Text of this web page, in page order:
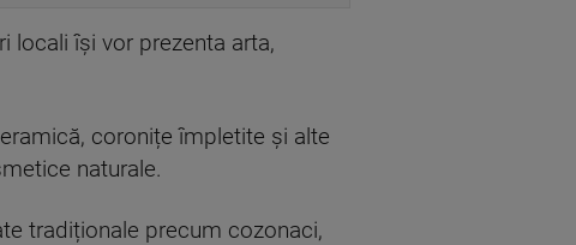
locali își vor prezenta arta,
coronițe împletite și alte
naturale.
tradiționale precum cozonaci,